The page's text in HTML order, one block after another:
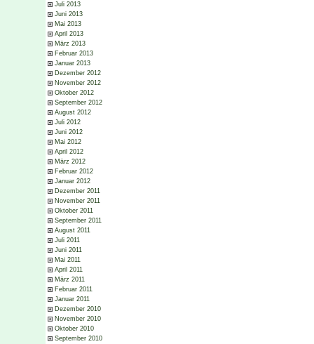
Juli 2013
Juni 2013
Mai 2013
April 2013
März 2013
Februar 2013
Januar 2013
Dezember 2012
November 2012
Oktober 2012
September 2012
August 2012
Juli 2012
Juni 2012
Mai 2012
April 2012
März 2012
Februar 2012
Januar 2012
Dezember 2011
November 2011
Oktober 2011
September 2011
August 2011
Juli 2011
Juni 2011
Mai 2011
April 2011
März 2011
Februar 2011
Januar 2011
Dezember 2010
November 2010
Oktober 2010
September 2010